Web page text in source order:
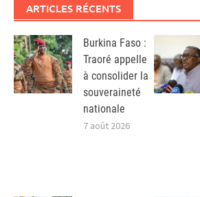
ARTICLES RÉCENTS
Burkina Faso :
Traoré appelle
à consolider la
souveraineté
nationale
7 août 2026